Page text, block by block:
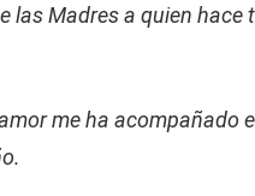
las Madres a quien hace
me ha acompañado